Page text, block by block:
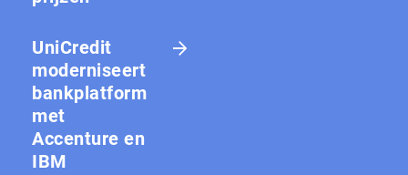
UniCredit
moderniseert
bankplatform
met
Accenture en
IBM